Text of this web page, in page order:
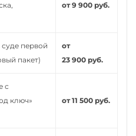
от 9 900 руб.
первой
пакет)
от
23 900 руб.
с
ключ»
от 11 500 руб.